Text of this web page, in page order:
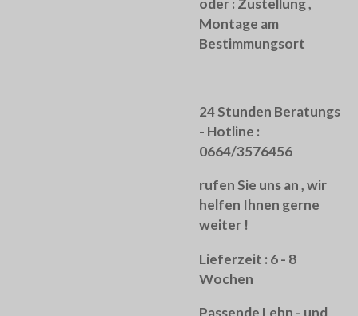
oder : Zustellung ,
Montage am
Bestimmungsort
24 Stunden Beratungs
- Hotline :
0664/3576456
rufen Sie uns an , wir
helfen Ihnen gerne
weiter !
Lieferzeit : 6 - 8
Wochen
Passende Lehn - und